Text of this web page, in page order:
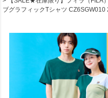
ブグラフィックTシャツ CZ6SGW010